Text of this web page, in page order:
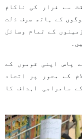
سے فرار کی ناکام
کے ہاتھ صرف ذلت
کے تمام وسائل
پاس اپنی قوموں کے
کے محور پر اتحاد
سامراجی اہداف کا